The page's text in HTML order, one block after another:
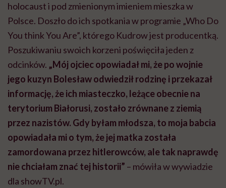
holocaust i pod zmienionym imieniem mieszka w
Polsce. Doszło do ich spotkania w programie „Who Do
You think You Are”, którego Kudrow jest producentką.
Poszukiwaniu swoich korzeni poświęciła jeden z
odcinków. „Mój ojciec opowiadał mi, że po wojnie
jego kuzyn Bolesław odwiedził rodzinę i przekazał
informację, że ich miasteczko, leżące obecnie na
terytorium Białorusi, zostało zrównane z ziemią
przez nazistów. Gdy byłam młodsza, to moja babcia
opowiadała mi o tym, że jej matka została
zamordowana przez hitlerowców, ale tak naprawdę
nie chciałam znać tej historii” – mówiła w wywiadzie
dla showTV.pl.